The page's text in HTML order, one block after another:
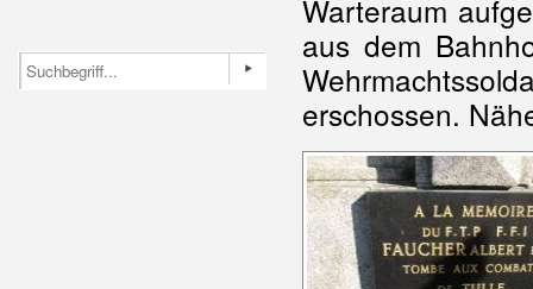
Warteraum
aus dem
erschossen.